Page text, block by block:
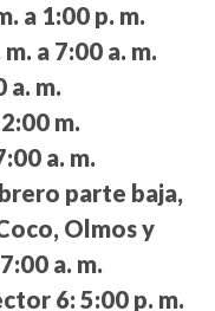
a 1:00 p. m.
a 7:00 a. m.
a. m.
m.
a. m.
parte baja,
Olmos y
a. m.
6: 5:00 p. m.